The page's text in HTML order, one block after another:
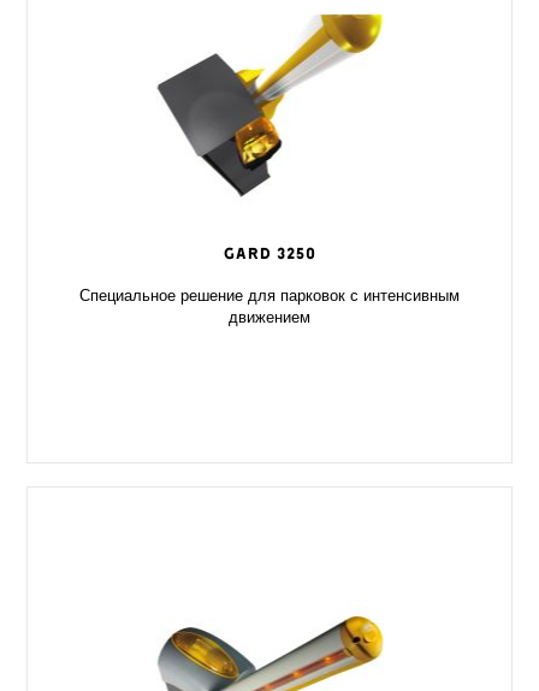
GARD 3250
Специальное решение для парковок с интенсивным
движением